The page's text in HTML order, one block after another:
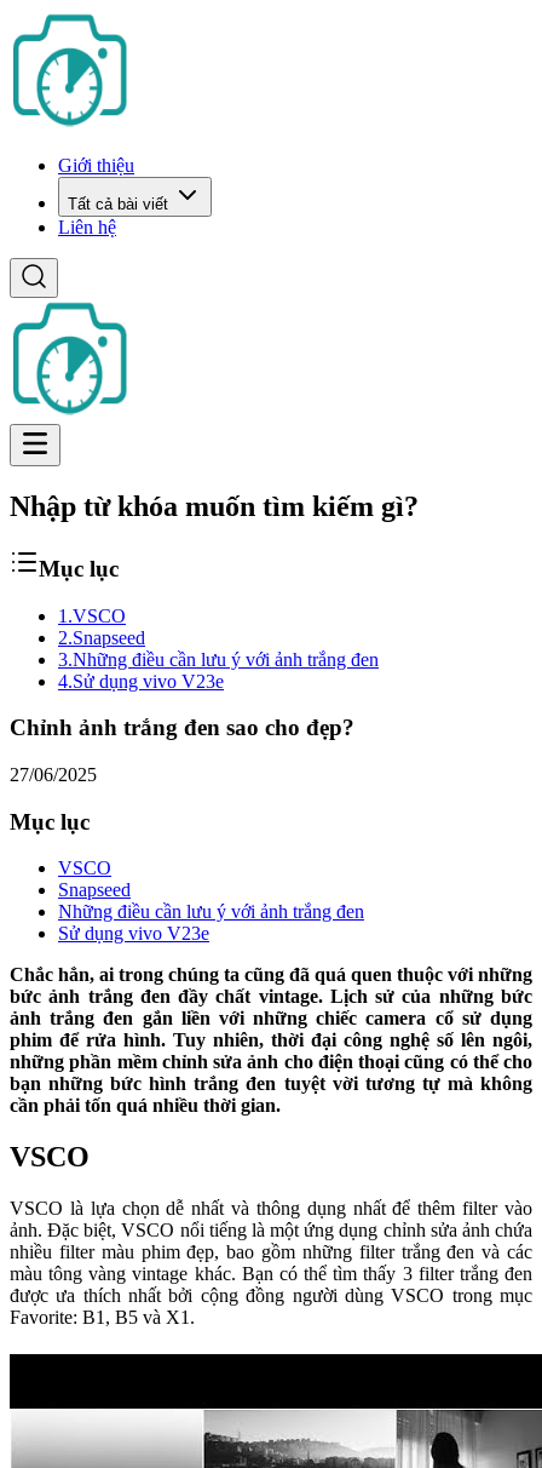
Giới thiệu
Tất cả bài viết
Liên hệ
Nhập từ khóa muốn tìm kiếm gì?
Mục lục
1.VSCO
2.Snapseed
3.Những điều cần lưu ý với ảnh trắng đen
4.Sử dụng vivo V23e
Chỉnh ảnh trắng đen sao cho đẹp?
27/06/2025
Mục lục
VSCO
Snapseed
Những điều cần lưu ý với ảnh trắng đen
Sử dụng vivo V23e
Chắc hẳn, ai trong chúng ta cũng đã quá quen thuộc với những
bức ảnh trắng đen đầy chất vintage. Lịch sử của những bức
ảnh trắng đen gắn liền với những chiếc camera cổ sử dụng
phim để rửa hình. Tuy nhiên, thời đại công nghệ số lên ngôi,
những phần mềm chỉnh sửa ảnh cho điện thoại cũng có thể cho
bạn những bức hình trắng đen tuyệt vời tương tự mà không
cần phải tốn quá nhiều thời gian.
VSCO
VSCO là lựa chọn dễ nhất và thông dụng nhất để thêm filter vào
ảnh. Đặc biệt, VSCO nổi tiếng là một ứng dụng chỉnh sửa ảnh chứa
nhiều filter màu phim đẹp, bao gồm những filter trắng đen và các
màu tông vàng vintage khác. Bạn có thể tìm thấy 3 filter trắng đen
được ưa thích nhất bởi cộng đồng người dùng VSCO trong mục
Favorite: B1, B5 và X1.